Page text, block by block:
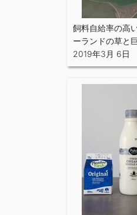
飼料自給率の高
ーランドの草と
2019年3月 6日